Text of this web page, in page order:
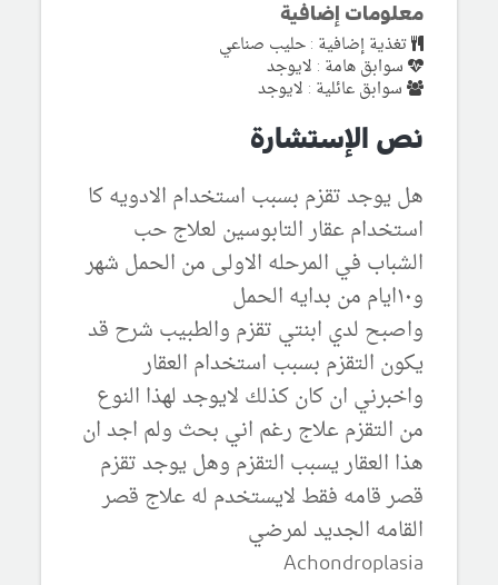
معلومات إضافية
تغذية إضافية : حليب صناعي
سوابق هامة : لايوجد
سوابق عائلية : لايوجد
نص الإستشارة
هل يوجد تقزم بسبب استخدام الادويه كا
استخدام عقار التابوسين لعلاج حب
الشباب في المرحله الاولى من الحمل شهر
و١٠ايام من بدايه الحمل
واصبح لدي ابنتي تقزم والطبيب شرح قد
يكون التقزم بسبب استخدام العقار
واخبرني ان كان كذلك لايوجد لهذا النوع
من التقزم علاج رغم اني بحث ولم اجد ان
هذا العقار يسبب التقزم وهل يوجد تقزم
قصر قامه فقط لايستخدم له علاج قصر
القامه الجديد لمرضي
Achondroplasia